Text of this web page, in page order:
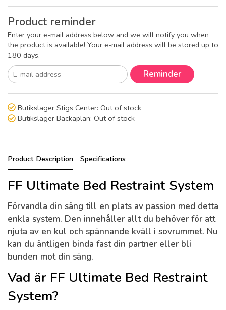
Product reminder
Enter your e-mail address below and we will notify you when
the product is available! Your e-mail address will be stored up to
180 days.
Reminder
Butikslager Stigs Center: Out of stock
Butikslager Backaplan: Out of stock
Product Description Specifications
FF Ultimate Bed Restraint System
Förvandla din säng till en plats av passion med detta
enkla system. Den innehåller allt du behöver för att
njuta av en kul och spännande kväll i sovrummet. Nu
kan du äntligen binda fast din partner eller bli
bunden mot din säng.
Vad är FF Ultimate Bed Restraint
System?